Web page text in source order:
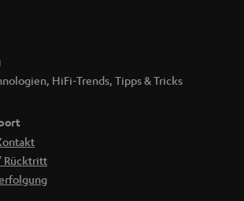
HiFi-Trends, Tipps & Tricks
Rücktritt